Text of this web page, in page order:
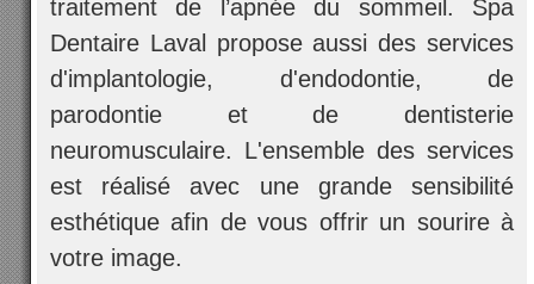
traitement de l’apnée du sommeil. Spa
Dentaire Laval propose aussi des services
d'implantologie, d'endodontie, de
parodontie et de dentisterie
neuromusculaire. L'ensemble des services
est réalisé avec une grande sensibilité
esthétique afin de vous offrir un sourire à
votre image.